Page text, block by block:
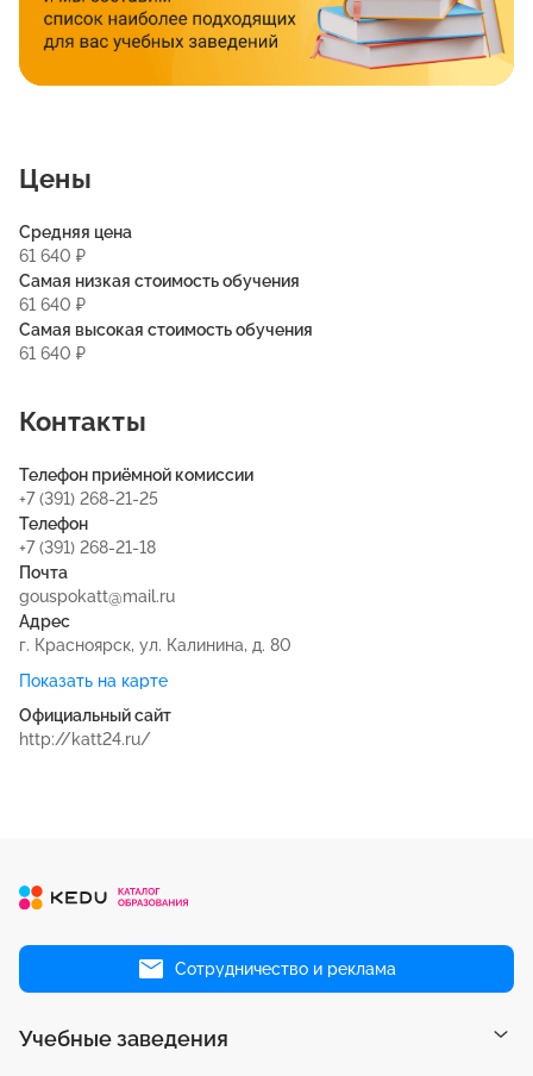
Цены
Средняя цена
61 640 ₽
Самая низкая стоимость обучения
61 640 ₽
Самая высокая стоимость обучения
61 640 ₽
Контакты
Телефон приёмной комиссии
+7 (391) 268-21-25
Телефон
+7 (391) 268-21-18
Почта
gouspokatt@mail.ru
Адрес
г. Красноярск, ул. Калинина, д. 80
Показать на карте
Официальный сайт
http://katt24.ru/
Сотрудничество и реклама
Учебные заведения